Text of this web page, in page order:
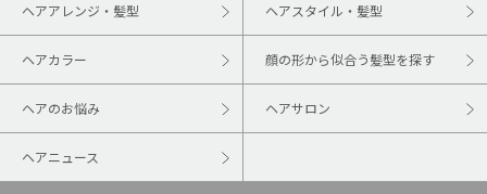
ヘアアレンジ・髪型 ヘアスタイル・髪型
ヘアカラー 顔の形から似合う髪型を探す
ヘアのお悩み ヘアサロン
ヘアニュース